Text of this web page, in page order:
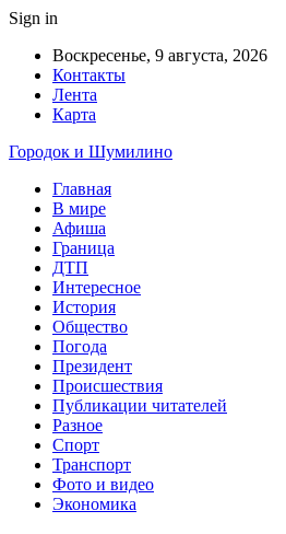
Sign in
Воскресенье, 9 августа, 2026
Контакты
Лента
Карта
Городок и Шумилино
Главная
В мире
Афиша
Граница
ДТП
Интересное
История
Общество
Погода
Президент
Происшествия
Публикации читателей
Разное
Спорт
Транспорт
Фото и видео
Экономика